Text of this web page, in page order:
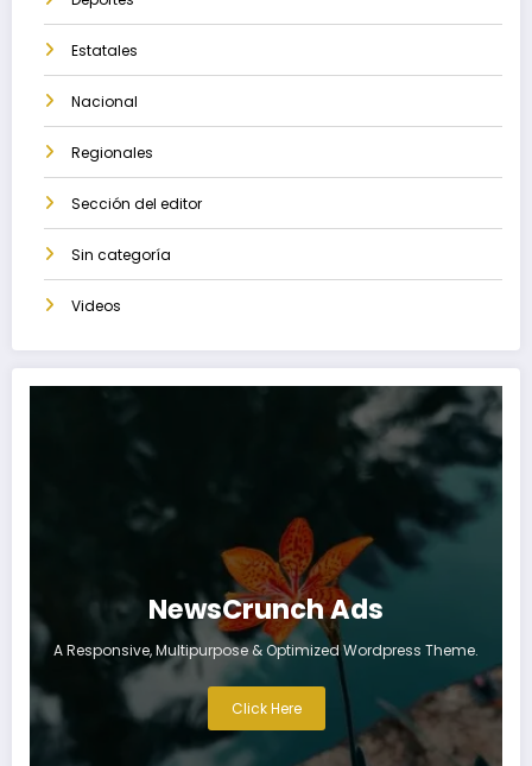
Estatales
Nacional
Regionales
Sección del editor
Sin categoría
Videos
NewsCrunch Ads
A Responsive, Multipurpose & Optimized Wordpress Theme.
Click Here